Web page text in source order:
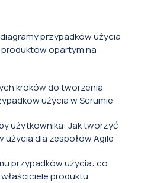
przypadków użycia
opartym na
kroków do tworzenia
użycia w Scrumie
użytkownika: Jak tworzyć
użycia dla zespołów Agile
przypadków użycia: co
produktu